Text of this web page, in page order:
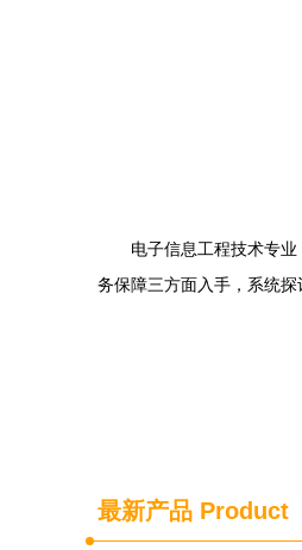
电子信息工程技术专
务保障三方面入手，系统
最新产品 Product